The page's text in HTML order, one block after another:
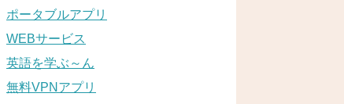
ポータブルアプリ
WEBサービス
英語を学ぶ～ん
無料VPNアプリ